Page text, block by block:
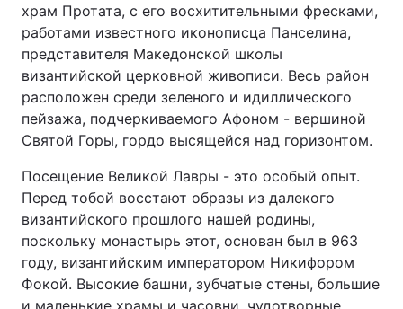
храм Протата, с его восхитительными фресками,
работами известного иконописца Панселина,
представителя Македонской школы
византийской церковной живописи. Весь район
расположен среди зеленого и идиллического
пейзажа, подчеркиваемого Афоном - вершиной
Святой Горы, гордо высящейся над горизонтом.
Посещение Великой Лавры - это особый опыт.
Перед тобой восстают образы из далекого
византийского прошлого нашей родины,
поскольку монастырь этот, основан был в 963
году, византийским императором Никифором
Фокой. Высокие башни, зубчатые стены, большие
и маленькие храмы и часовни, чудотворные